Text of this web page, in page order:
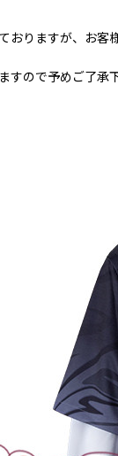
りますが、お客
ので予めご了承